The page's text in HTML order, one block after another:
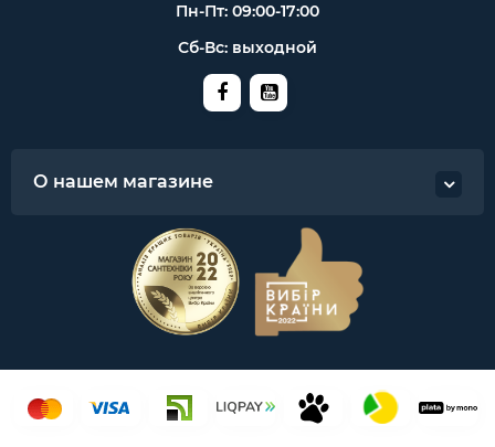
Пн-Пт: 09:00-17:00
Сб-Вс: выходной
О нашем магазине